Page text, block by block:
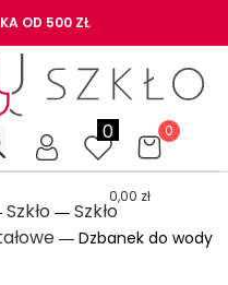
OD 500 ZŁ
0 0
0,00 zł
Szkło ― Szkło
― Dzbanek do wody